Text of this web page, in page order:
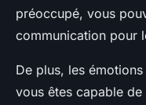
préoccupé, vous
communication pour
De plus, les
vous êtes capable